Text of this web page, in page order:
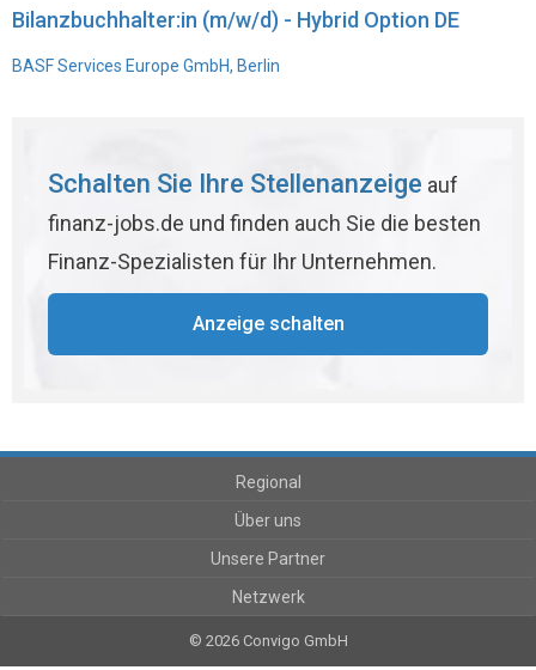
Bilanzbuchhalter:in (m/w/d) - Hybrid Option DE
BASF Services Europe GmbH, Berlin
Schalten Sie Ihre Stellenanzeige auf
finanz-jobs.de und finden auch Sie die besten
Finanz-Spezialisten für Ihr Unternehmen.
Anzeige schalten
Regional
Über uns
Unsere Partner
Netzwerk
© 2026 Convigo GmbH